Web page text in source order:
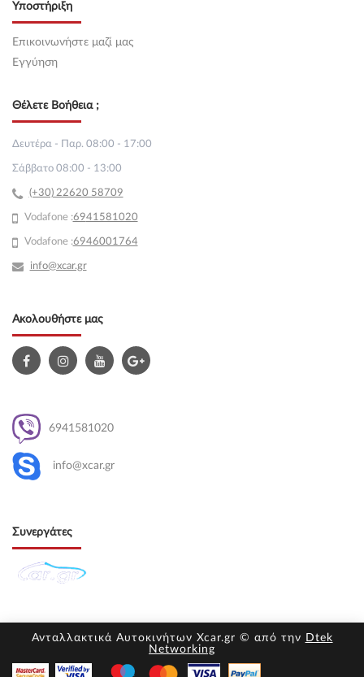
Υποστήριξη
Επικοινωνήστε μαζί μας
Εγγύηση
Θέλετε Βοήθεια ;
Δευτέρα - Παρ. 08:00 - 17:00
Σάββατο 08:00 - 13:00
(+30) 22620 58709
Vodafone :6941581020
Vodafone :6946001764
info@xcar.gr
Ακολουθήστε μας
6941581020
info@xcar.gr
Συνεργάτες
Ανταλλακτικά Αυτοκινήτων Xcar.gr © από την Dtek
Networking